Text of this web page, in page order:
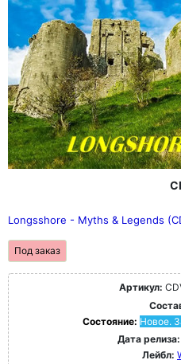
Longsshore - Myths & Legends
Под заказ
Артикул:
Состояние: Новое.
Дата релиза:
Лейбл: